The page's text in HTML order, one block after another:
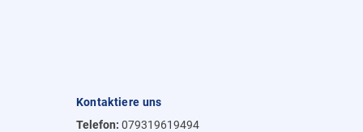
Kontaktiere uns
Telefon: 079319619494